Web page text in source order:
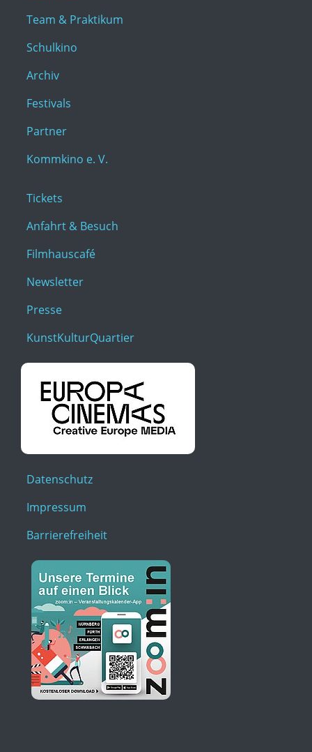
Team & Praktikum
Schulkino
Archiv
Festivals
Partner
Kommkino e. V.
Tickets
Anfahrt & Besuch
Filmhauscafé
Newsletter
Presse
KunstKulturQuartier
Datenschutz
Impressum
Barrierefreiheit